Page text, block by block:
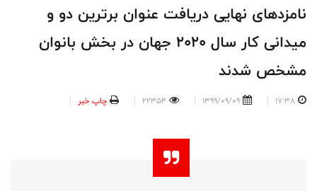
-
نامزدهای نهایی دریافت عنوان برترین دو و
میدانی کار سال ۲۰۲۰ جهان در بخش بانوان
مشخص شدند
17:38
1399/09/09
22354 چاپ خبر